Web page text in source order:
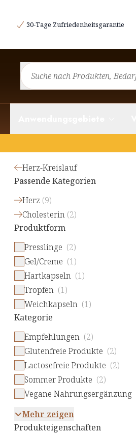
30-Tage Zufriedenheitsgarantie
Herz-Kreislauf
Passende Kategorien
Herz (9)
Cholesterin (2)
Produktform
Presslinge (2)
Gel/Creme (1)
Hartkapseln (1)
Tropfen (1)
Weichkapseln (1)
Kategorie
Empfehlungen (2)
Glutenfreie Produkte (2)
Lactosefreie Produkte (2)
Sommer Produkte (2)
Vegane Nahrungsergänzung
Mehr zeigen
Produkteigenschaften